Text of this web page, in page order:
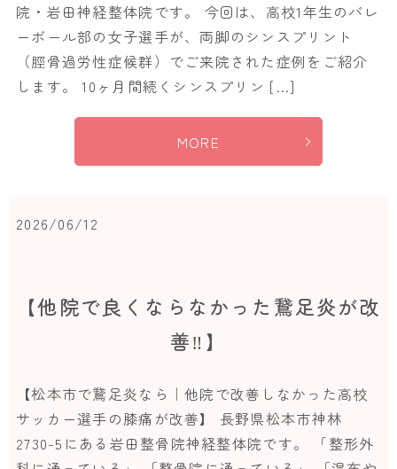
院・岩田神経整体院です。 今回は、高校1年生のバレ
ーボール部の女子選手が、両脚のシンスプリント
（脛骨過労性症候群）でご来院された症例をご紹介
します。 10ヶ月間続くシンスプリン […]
MORE
2026/06/12
【他院で良くならなかった鵞足炎が改
善‼️】
【松本市で鵞足炎なら｜他院で改善しなかった高校
サッカー選手の膝痛が改善】 長野県松本市神林
2730-5にある岩田整骨院神経整体院です。 「整形外